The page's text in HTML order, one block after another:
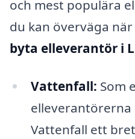
och mest populära
du kan överväga
byta elleverantör i
Vattenfall: Som
elleverantörerna
Vattenfall ett